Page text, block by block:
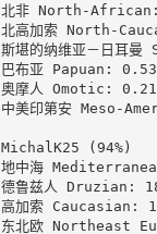
北非 North-
北高加索 North-
斯堪的纳维亚－日耳
巴布亚 Papuan:
奥摩人 Omotic:
中美印第安 Meso-
MichalK25 (94%)
地中海
德鲁兹人 Druzian:
高加索 Caucasian:
东北欧 Northeast